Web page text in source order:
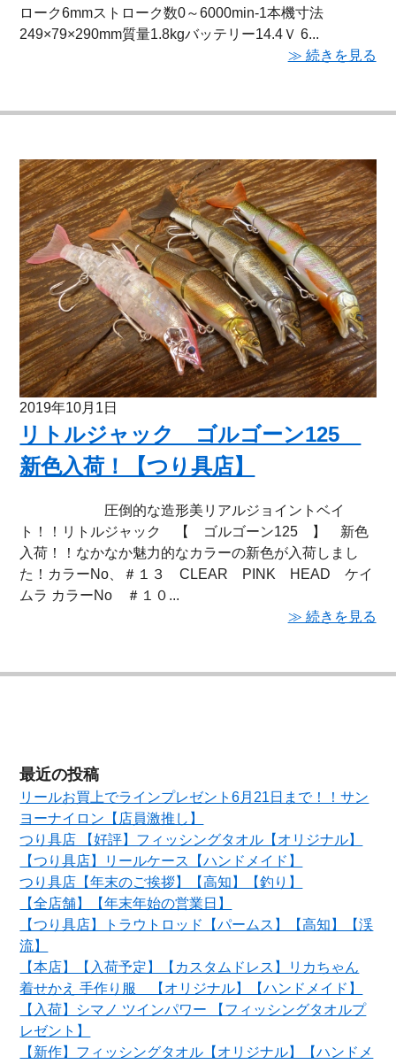
ローク6mmストローク数0～6000min-1本機寸法
249×79×290mm質量1.8kgバッテリー14.4Ｖ 6...
≫ 続きを見る
2019年10月1日
リトルジャック ゴルゴーン125
新色入荷！【つり具店】
圧倒的な造形美リアルジョイントベイ
ト！！リトルジャック 【 ゴルゴーン125 】 新色
入荷！！なかなか魅力的なカラーの新色が入荷しまし
た！カラーNo、＃１３ CLEAR PINK HEAD ケイ
ムラ カラーNo ＃１０...
≫ 続きを見る
最近の投稿
リールお買上でラインプレゼント6月21日まで！！サン
ヨーナイロン【店員激推し】
つり具店 【好評】フィッシングタオル【オリジナル】
【つり具店】リールケース【ハンドメイド】
つり具店【年末のご挨拶】【高知】【釣り】
【全店舗】【年末年始の営業日】
【つり具店】トラウトロッド【パームス】【高知】【渓
流】
【本店】【入荷予定】【カスタムドレス】リカちゃん
着せかえ 手作り服 【オリジナル】【ハンドメイド】
【入荷】シマノ ツインパワー 【フィッシングタオルプ
レゼント】
【新作】フィッシングタオル【オリジナル】【ハンドメ